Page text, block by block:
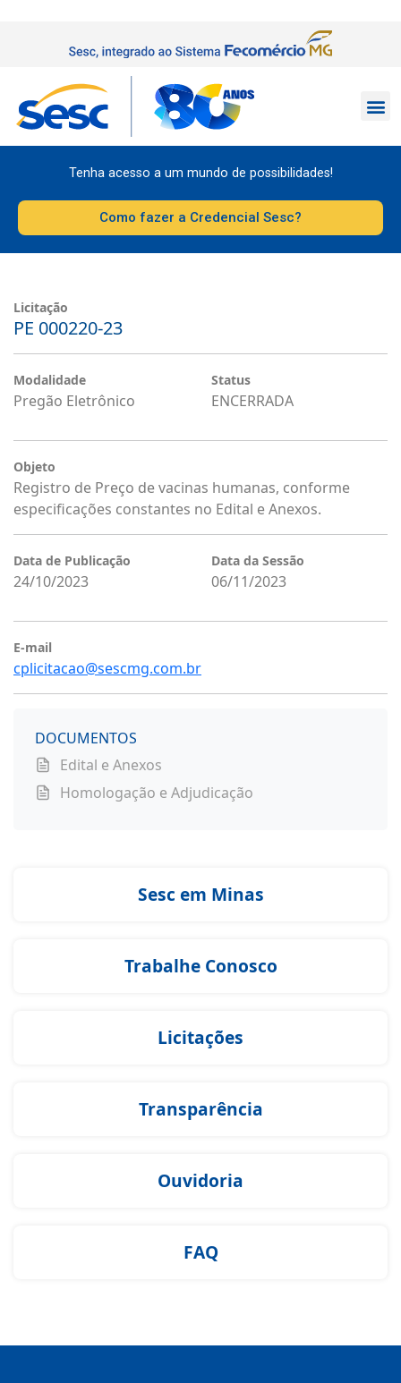
Tenha acesso a um mundo de possibilidades!
Como fazer a Credencial Sesc?
Licitação
PE 000220-23
Modalidade
Pregão Eletrônico
Status
ENCERRADA
Objeto
Registro de Preço de vacinas humanas, conforme
especificações constantes no Edital e Anexos.
Data de Publicação
24/10/2023
Data da Sessão
06/11/2023
E-mail
cplicitacao@sescmg.com.br
DOCUMENTOS
Edital e Anexos
Homologação e Adjudicação
Sesc em Minas
Trabalhe Conosco
Licitações
Transparência
Ouvidoria
FAQ